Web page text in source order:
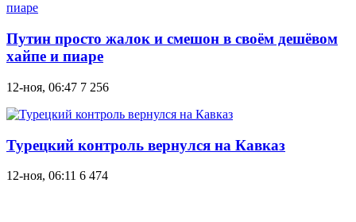
Путин просто жалок и смешон в своём дешёвом
хайпе и пиаре
12-ноя, 06:47 7 256
Турецкий контроль вернулся на Кавказ
12-ноя, 06:11 6 474